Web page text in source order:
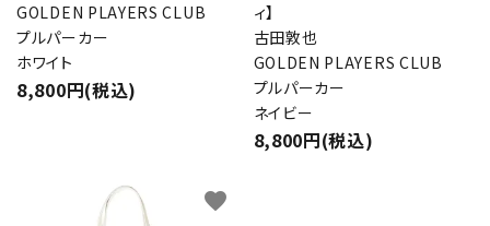
GOLDEN PLAYERS CLUB
プルパーカー
ホワイト
8,800円(税込)
ィ】
古田敦也
GOLDEN PLAYERS CLUB
プルパーカー
ネイビー
8,800円(税込)
favorite